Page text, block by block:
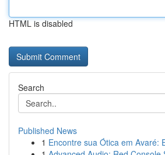
HTML is disabled
Search
Published News
1 Encontre sua Ótica em Avaré: